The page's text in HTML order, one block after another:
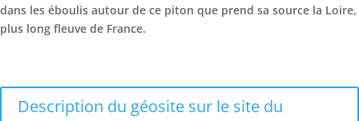
dans les éboulis autour de ce piton que prend sa source la Loire,
plus long fleuve de France.
Description du géosite sur le site du